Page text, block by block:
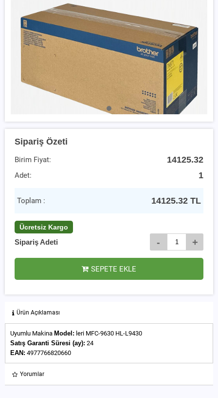
Sipariş Özeti
Birim Fiyat: 14125.32
Adet: 1
Toplam : 14125.32 TL
Ücretsiz Kargo
Sipariş Adeti - +
SEPETE EKLE
Ürün Açıklaması
Uyumlu Makina Model: leri MFC-9630 HL-L9430
Satış Garanti Süresi (ay): 24
EAN: 4977766820660
Yorumlar